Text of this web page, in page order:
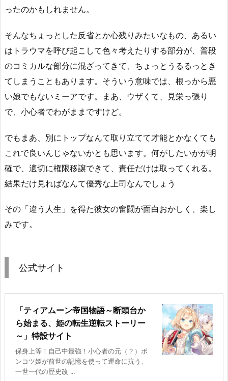
ったのかもしれません。
そんなちょっとした反省とか心残りみたいなもの、あるい
はトラウマを呼び起こして色々考えたりする部分が、普段
のコミカルな部分に混ざってきて、ちょっとうるるっとき
てしまうこともあります。そういう意味では、根っから悪
い娘でもないミーアです。まあ、ウザくて、見栄っ張り
で、小心者でわがままですけど。
でもまあ、別にトップなんて取り立てて才能とかなくても
これで良いんじゃないかとも思います。何がしたいかが明
確で、適切に権限移譲できて、責任だけは取ってくれる。
結果だけ見ればなんて優秀な上司なんでしょう
その「違う人生」を得た彼女の奮闘が面白おかしく、楽し
みです。
公式サイト
「ティアムーン帝国物語～断頭台か
ら始まる、姫の転生逆転ストーリー
～」特設サイト
保身上等！自己中最強！小心者の元（？）ポ
ンコツ姫が前世の記憶を使って運命に抗う、
一世一代の歴史改 ...